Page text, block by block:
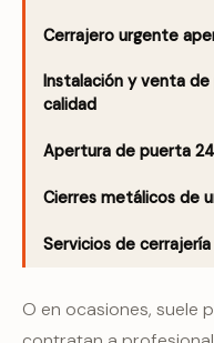
Cerrajero urgente
Instalación y venta
calidad
Apertura de puerta
Cierres metálicos de
Servicios de
O en ocasiones, suele